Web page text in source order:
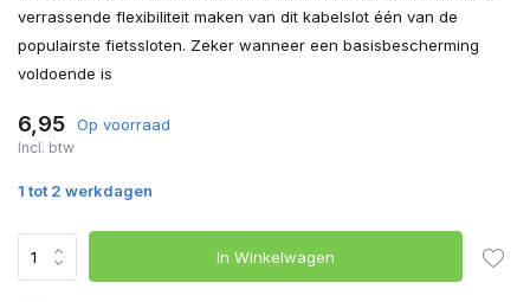
verrassende flexibiliteit maken van dit kabelslot één van de
populairste fietssloten. Zeker wanneer een basisbescherming
voldoende is
6,95 Op voorraad
Incl. btw
1 tot 2 werkdagen
In Winkelwagen